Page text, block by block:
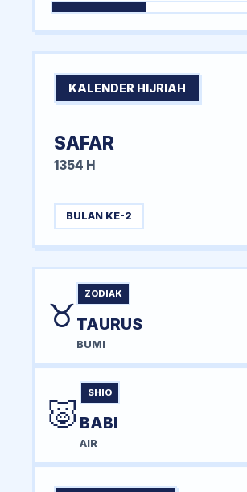
KALENDER HIJRIAH
SAFAR
1354 H
BULAN KE-2
♉
ZODIAK
TAURUS
BUMI
🐷
SHIO
BABI
AIR